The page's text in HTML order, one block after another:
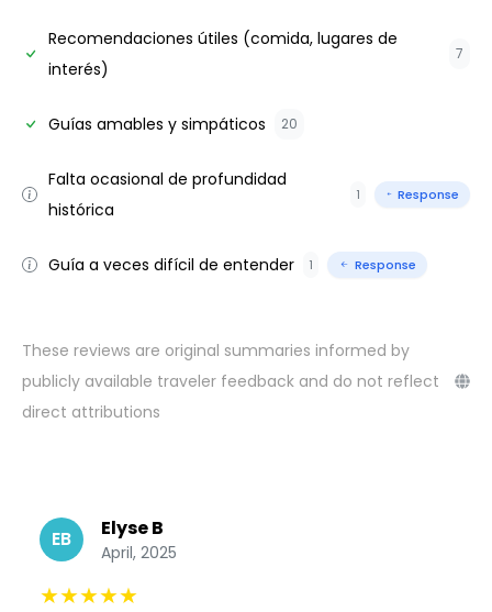
Recomendaciones útiles (comida, lugares de
interés)
7
Guías amables y simpáticos 20
Falta ocasional de profundidad
histórica
1 Response
Guía a veces difícil de entender 1 Response
These reviews are original summaries informed by
publicly available traveler feedback and do not reflect
direct attributions
EB Elyse B
April, 2025
★★★★★